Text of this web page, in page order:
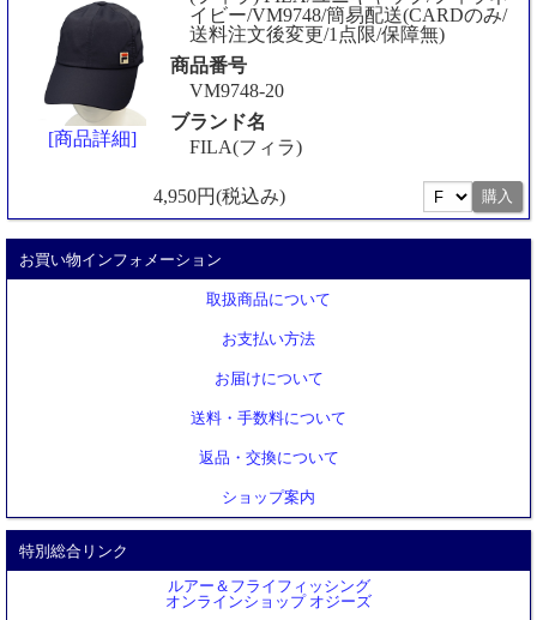
[商品詳細]
イビー/VM9748/簡易配送(CARDのみ/
送料注文後変更/1点限/保障無)
商品番号
VM9748-20
ブランド名
FILA(フィラ)
4,950円(税込み)
お買い物インフォメーション
取扱商品について
お支払い方法
お届けについて
送料・手数料について
返品・交換について
ショップ案内
特別総合リンク
ルアー＆フライフィッシング
オンラインショップ オジーズ